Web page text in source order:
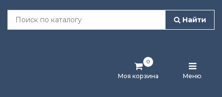
Найти
Моя корзина
0
Меню
Лента